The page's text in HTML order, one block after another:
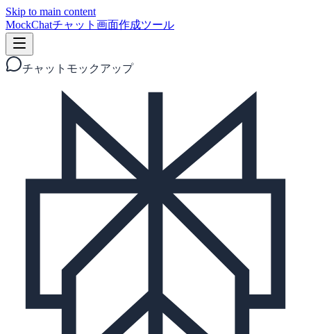
Skip to main content
MockChatチャット画面作成ツール
チャットモックアップ